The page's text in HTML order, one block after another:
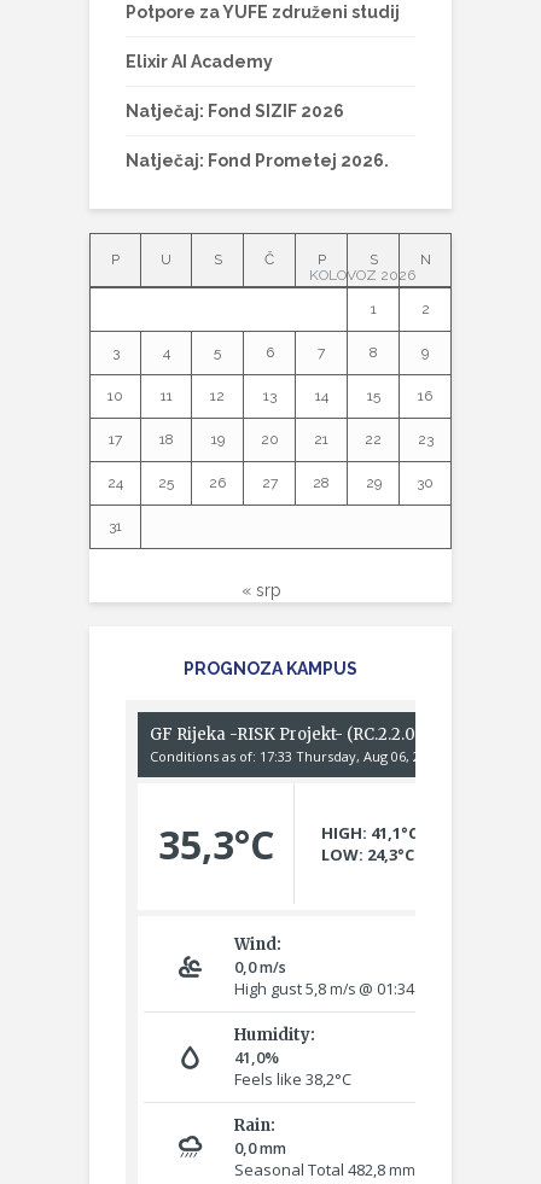
Potpore za YUFE združeni studij
Elixir AI Academy
Natječaj: Fond SIZIF 2026
Natječaj: Fond Prometej 2026.
KOLOVOZ 2026
P U S Č P S N
1 2
3 4 5 6 7 8 9
10 11 12 13 14 15 16
17 18 19 20 21 22 23
24 25 26 27 28 29 30
31
« srp
PROGNOZA KAMPUS